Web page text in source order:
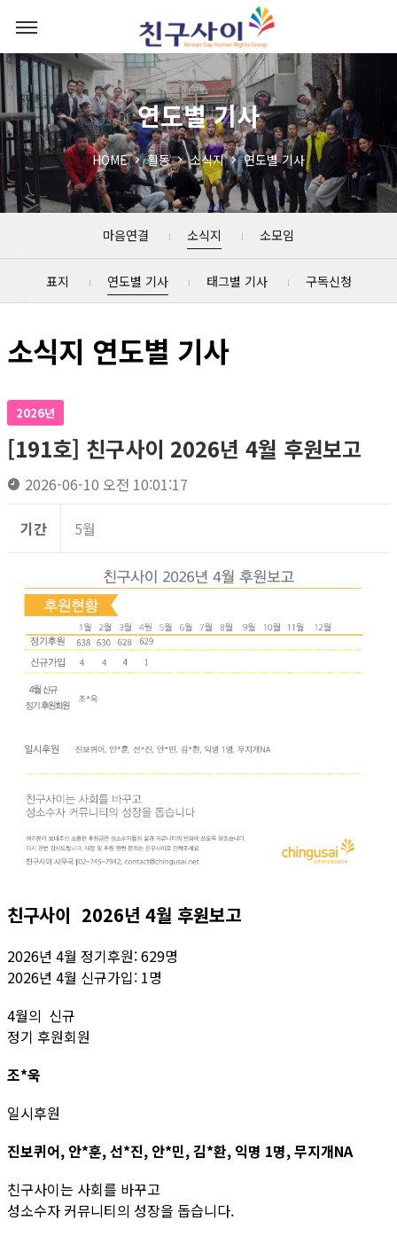
연도별 기사
HOME 활동 소식지 연도별 기사
마음연결 소식지 소모임
표지 연도별 기사 태그별 기사 구독신청
소식지 연도별 기사
2026년
[191호] 친구사이 2026년 4월 후원보고
2026-06-10 오전 10:01:17
기간 5월
친구사이 2026년 4월 후원보고
2026년 4월 정기후원: 629명
2026년 4월 신규가입: 1명
4월의 신규
정기 후원회원
조*욱
일시후원
진보퀴어, 안*훈, 선*진, 안*민, 김*환, 익명 1명, 무지개NA
친구사이는 사회를 바꾸고
성소수자 커뮤니티의 성장을 돕습니다.